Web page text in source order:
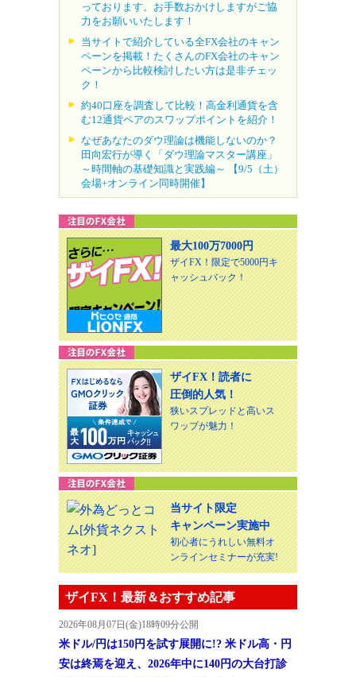
っております。お手数おかけしますがご協
力をお願いいたします！
当サイトで紹介している全FX会社のキャン
ペーンを掲載！たくさんのFX会社のキャン
ペーンから比較検討したい方は是非チェッ
ク！
約40口座を調査して比較！高金利通貨を含
む12通貨ペアのスワップポイントを紹介！
なぜあなたのダウ理論は機能しないのか？
田向宏行が導く「ダウ理論マスター講座」
～時間軸の基礎知識と実践編～ 【9/5（土）
会場+オンライン同時開催】
最大100万7000円
ザイFX！限定で5000円キ
ャッシュバック！
ザイFX！読者に
圧倒的人気！
狭いスプレッドと高いス
ワップが魅力！
当サイト限定
キャンペーン実施中
初心者にうれしい無料オ
ンラインセミナーが充実!
ザイFX！最新＆おすすめ記事
2026年08月07日(金)18時09分公開
米ドル/円は150円を試す展開に!? 米ドル高・円
安は終焉を迎え、2026年中に140円の大台打診